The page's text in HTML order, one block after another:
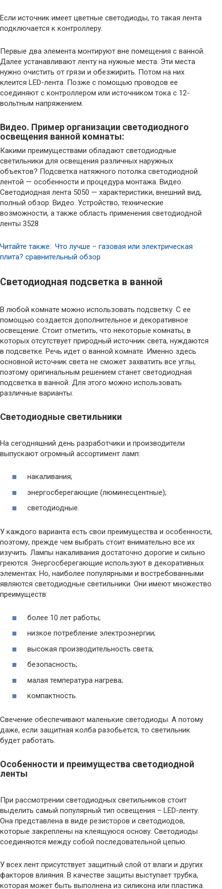
Если источник имеет цветные светодиоды, то такая лента
подключается к контроллеру.
Первые два элемента монтируют вне помещения с ванной.
Далее устанавливают ленту на нужные места. Эти места
нужно очистить от грязи и обезжирить. Потом на них
клеится LED-лента. Позже с помощью проводов ее
соединяют с контроллером или источником тока с 12-
вольтным напряжением.
Видео. Пример организации светодиодного
освещения ванной комнаты:
Какими преимуществами обладают светодиодные
светильники для освещения различных наружных
объектов? Подсветка натяжного потолка светодиодной
лентой — особенности и процедура монтажа. Видео.
Светодиодная лента 5050 — характеристики, внешний вид,
полный обзор. Видео. Устройство, технические
возможности, а также область применения светодиодной
ленты 3528
Читайте также: Что лучше – газовая или электрическая
плита? сравнительный обзор
Светодиодная подсветка в ванной
В любой комнате можно использовать подсветку. С ее
помощью создается дополнительное и декоративное
освещение. Стоит отметить, что некоторые комнаты, в
которых отсутствует природный источник света, нуждаются
в подсветке. Речь идет о ванной комнате. Именно здесь
основной источник света не сможет захватить все углы,
поэтому оригинальным решением станет светодиодная
подсветка в ванной. Для этого можно использовать
различные варианты.
Светодиодные светильники
На сегодняшний день разработчики и производители
выпускают огромный ассортимент ламп:
накаливания;
энергосберегающие (люминесцентные);
светодиодные.
У каждого варианта есть свои преимущества и особенности,
поэтому, прежде чем выбрать стоит внимательно все их
изучить. Лампы накаливания достаточно дорогие и сильно
греются. Энергосберегающие используют в декоративных
элементах. Но, наиболее популярными и востребованными
являются светодиодные светильники. Они имеют множество
преимуществ:
более 10 лет работы;
низкое потребление электроэнергии;
высокая производительность света;
безопасность;
малая температура нагрева;
компактность.
Свечение обеспечивают маленькие светодиоды. А потому
даже, если защитная колба разобьется, то светильник
будет работать.
Особенности и преимущества светодиодной
ленты
При рассмотрении светодиодных светильников стоит
выделить самый популярный тип освещения – LED-ленту.
Она представлена в виде резисторов и светодиодов,
которые закреплены на клеящуюся основу. Светодиоды
соединяются между собой последовательной цепью.
У всех лент присутствует защитный слой от влаги и других
факторов влияния. В качестве защиты выступает трубка,
которая может быть выполнена из силикона или пластика.